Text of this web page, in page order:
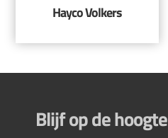
Hayco Volkers
Blijf op de hoogte